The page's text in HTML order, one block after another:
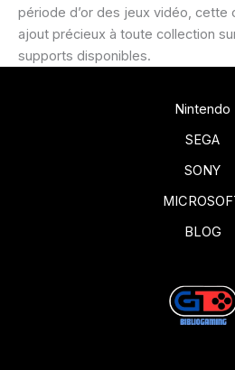
période d’or des jeux vidéo, cette
ajout précieux à toute collection
supports disponibles.
Nintendo
SEGA
SONY
BLOG